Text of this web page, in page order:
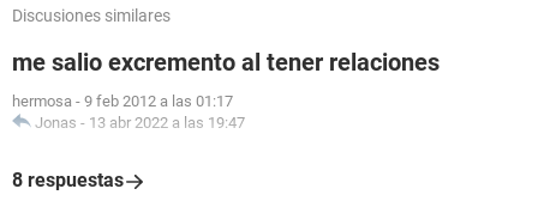
Discusiones similares
me salio excremento al tener relaciones
hermosa - 9 feb 2012 a las 01:17
Jonas - 13 abr 2022 a las 19:47
8 respuestas